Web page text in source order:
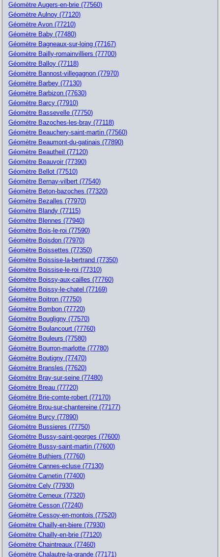
Géomètre Augers-en-brie (77560)
Géomètre Aulnoy (77120)
Géomètre Avon (77210)
Géomètre Baby (77480)
Géomètre Bagneaux-sur-loing (77167)
Géomètre Bailly-romainvilliers (77700)
Géomètre Balloy (77118)
Géomètre Bannost-villegagnon (77970)
Géomètre Barbey (77130)
Géomètre Barbizon (77630)
Géomètre Barcy (77910)
Géomètre Bassevelle (77750)
Géomètre Bazoches-les-bray (77118)
Géomètre Beauchery-saint-martin (77560)
Géomètre Beaumont-du-gatinais (77890)
Géomètre Beautheil (77120)
Géomètre Beauvoir (77390)
Géomètre Bellot (77510)
Géomètre Bernay-vilbert (77540)
Géomètre Beton-bazoches (77320)
Géomètre Bezalles (77970)
Géomètre Blandy (77115)
Géomètre Blennes (77940)
Géomètre Bois-le-roi (77590)
Géomètre Boisdon (77970)
Géomètre Boissettes (77350)
Géomètre Boissise-la-bertrand (77350)
Géomètre Boissise-le-roi (77310)
Géomètre Boissy-aux-cailles (77760)
Géomètre Boissy-le-chatel (77169)
Géomètre Boitron (77750)
Géomètre Bombon (77720)
Géomètre Bougligny (77570)
Géomètre Boulancourt (77760)
Géomètre Bouleurs (77580)
Géomètre Bourron-marlotte (77780)
Géomètre Boutigny (77470)
Géomètre Bransles (77620)
Géomètre Bray-sur-seine (77480)
Géomètre Breau (77720)
Géomètre Brie-comte-robert (77170)
Géomètre Brou-sur-chantereine (77177)
Géomètre Burcy (77890)
Géomètre Bussieres (77750)
Géomètre Bussy-saint-georges (77600)
Géomètre Bussy-saint-martin (77600)
Géomètre Buthiers (77760)
Géomètre Cannes-ecluse (77130)
Géomètre Carnetin (77400)
Géomètre Cely (77930)
Géomètre Cerneux (77320)
Géomètre Cesson (77240)
Géomètre Cessoy-en-montois (77520)
Géomètre Chailly-en-biere (77930)
Géomètre Chailly-en-brie (77120)
Géomètre Chaintreaux (77460)
Géomètre Chalautre-la-grande (77171)